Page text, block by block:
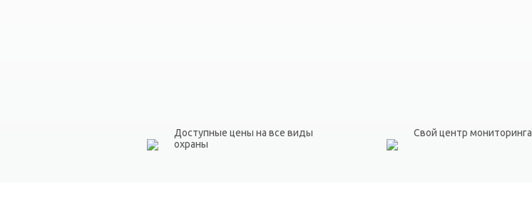
Доступные цены на все виды
охраны
Свой центр мониторинга